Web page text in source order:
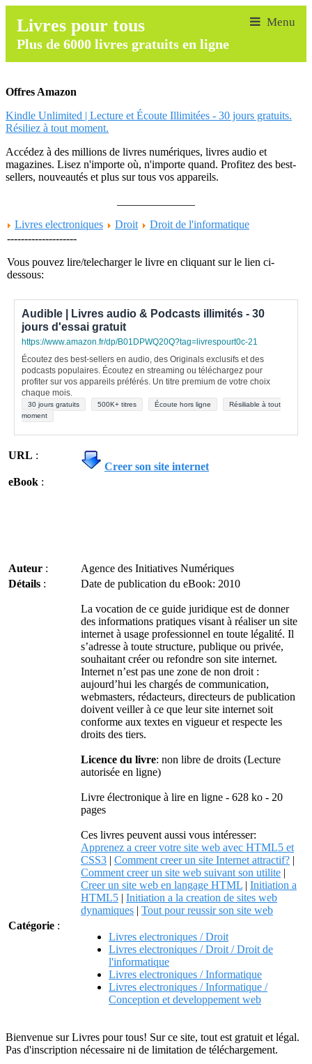
Livres pour tous
Plus de 6000 livres gratuits en ligne
Offres Amazon
Kindle Unlimited | Lecture et Écoute Illimitées - 30 jours gratuits.
Résiliez à tout moment.
Accédez à des millions de livres numériques, livres audio et
magazines. Lisez n'importe où, n'importe quand. Profitez des best-
sellers, nouveautés et plus sur tous vos appareils.
Livres electroniques
Droit
Droit de l'informatique
--------------------
Vous pouvez lire/telecharger le livre en cliquant sur le lien ci-
dessous:
Audible | Livres audio & Podcasts illimités - 30
jours d'essai gratuit
https://www.amazon.fr/dp/B01DPWQ20Q?tag=livrespourt0c-21
Écoutez des best-sellers en audio, des Originals exclusifs et des
podcasts populaires. Écoutez en streaming ou téléchargez pour
profiter sur vos appareils préférés. Un titre premium de votre choix
chaque mois.
30 jours gratuits 500K+ titres Écoute hors ligne
Résiliable à tout
moment
URL :
Creer son site internet
eBook :
Auteur :
Agence des Initiatives Numériques
Détails : Date de publication du eBook: 2010
La vocation de ce guide juridique est de donner
des informations pratiques visant à réaliser un site
internet à usage professionnel en toute légalité. Il
s’adresse à toute structure, publique ou privée,
souhaitant créer ou refondre son site internet.
Internet n’est pas une zone de non droit :
aujourd’hui les chargés de communication,
webmasters, rédacteurs, directeurs de publication
doivent veiller à ce que leur site internet soit
conforme aux textes en vigueur et respecte les
droits des tiers.
Licence du livre: non libre de droits (Lecture
autorisée en ligne)
Livre électronique à lire en ligne - 628 ko - 20
pages
Ces livres peuvent aussi vous intéresser:
Apprenez a creer votre site web avec HTML5 et
CSS3 | Comment creer un site Internet attractif? |
Comment creer un site web suivant son utilite |
Creer un site web en langage HTML | Initiation a
HTML5 | Initiation a la creation de sites web
dynamiques | Tout pour reussir son site web
Catégorie :
Livres electroniques / Droit
Livres electroniques / Droit / Droit de
l'informatique
Livres electroniques / Informatique
Livres electroniques / Informatique /
Conception et developpement web
Bienvenue sur Livres pour tous! Sur ce site, tout est gratuit et légal.
Pas d'inscription nécessaire ni de limitation de téléchargement.